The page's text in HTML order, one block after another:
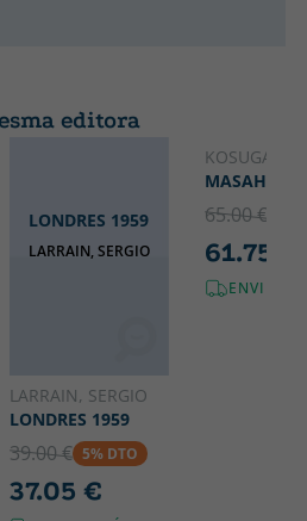
editora
LONDRES 1959
LARRAIN, SERGIO
LARRAIN, SERGIO
LONDRES 1959
39.00 € 5% DTO
37.05 €
FRANCÊS
KOSUGA,
MASAHISA
65.00 €
61.75 €
ENVIO